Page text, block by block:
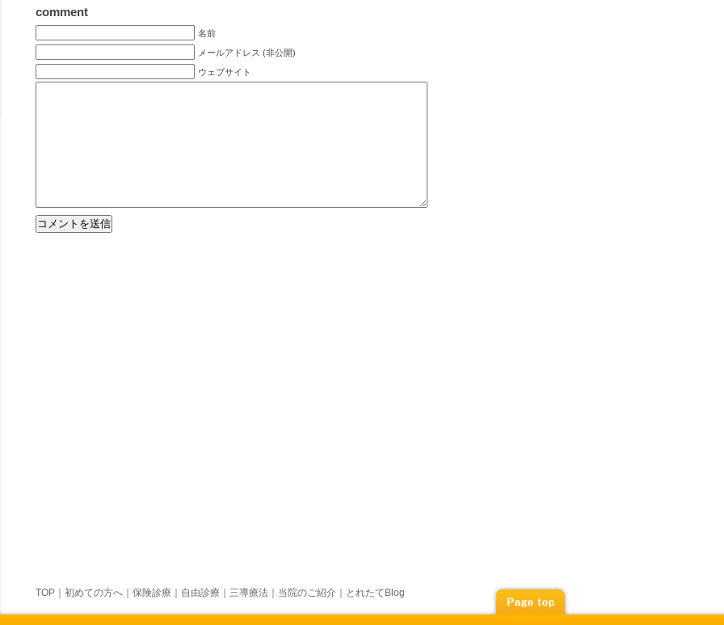
comment
名前
メールアドレス (非公開)
ウェブサイト
TOP 初めての方へ 保険診療 自由診療 三導療法 当院のご紹介 とれたてBlog